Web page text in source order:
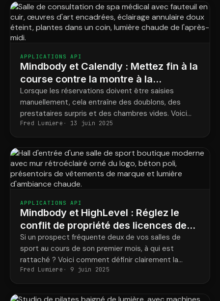
APPLICATIONS API
Mindbody et Calendly : Mettez fin à la
course contre la montre à la
réception grâce à la synchronisation
des réservations en temps réel
Lorsque les réservations doivent être saisies
manuellement, cela entraîne des doublons, des
prestataires surpris et des chambres vides. Voici
comment chaque réservation est automatiquement
et correctement intégrée au planning.
Fred Lumiere 13 juin 2025
APPLICATIONS API
Mindbody et HighLevel : Réglez le
conflit de propriété des licences de
franchise avant qu’il ne commence
Si un prospect fréquente deux de vos salles de
sport au cours de son premier mois, à qui est
rattaché ? Voici comment définir clairement la
responsabilité des prospects plutôt que de la
remettre en question.
Fred Lumiere 9 juin 2025